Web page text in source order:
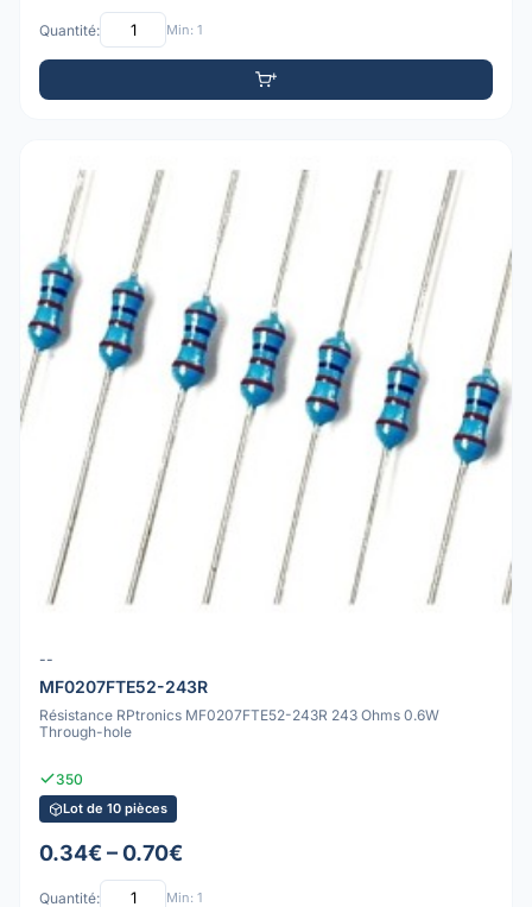
Quantité: Min: 1
--
MF0207FTE52-243R
Résistance RPtronics MF0207FTE52-243R 243 Ohms 0.6W
Through-hole
350
Lot de 10 pièces
0.34€ – 0.70€
Quantité: Min: 1